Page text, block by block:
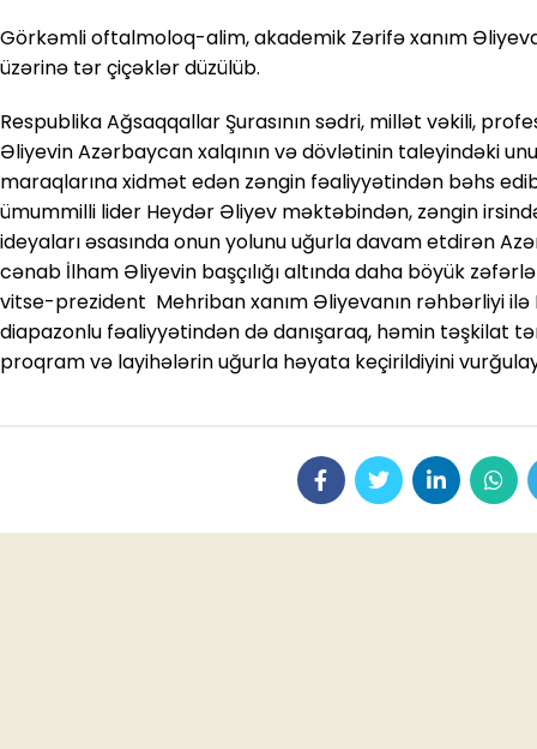
Görkəmli oftalmoloq-alim, akademik Zərifə xanım
üzərinə tər çiçəklər düzülüb.
Respublika Ağsaqqallar Şurasının sədri, millət vəkili,
Əliyevin Azərbaycan xalqının və dövlətinin taleyindəki
maraqlarına xidmət edən zəngin fəaliyyətindən bəhs
ümummilli lider Heydər Əliyev məktəbindən, zəngin
ideyaları əsasında onun yolunu uğurla davam etdirən
cənab İlham Əliyevin başçılığı altında daha böyük
vitse-prezident Mehriban xanım Əliyevanın rəhbərliyi ilə
diapazonlu fəaliyyətindən də danışaraq, həmin təşkilat
proqram və layihələrin uğurla həyata keçirildiyini